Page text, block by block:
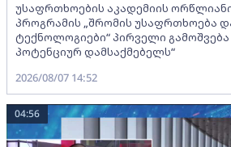
უსაფრთხოების აკადემიის
პროგრამის „შრომის უსაფრთხოება
ტექნოლოგიები“ პირველი გამოშვება
პოტენციურ დამსაქმებელს“
2026/08/07 14:52
04:56